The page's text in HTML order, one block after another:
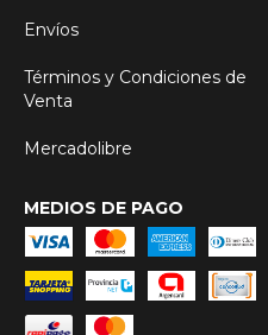
Envíos
Términos y Condiciones de
Venta
Mercadolibre
MEDIOS DE PAGO